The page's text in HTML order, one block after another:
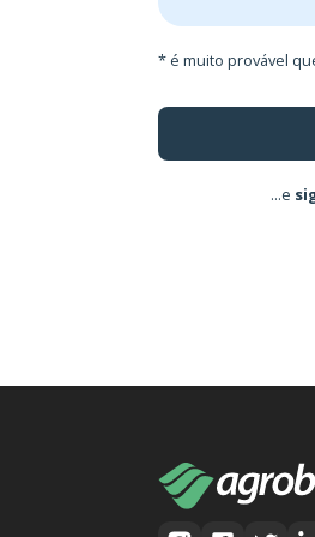
* é muito provável
...e